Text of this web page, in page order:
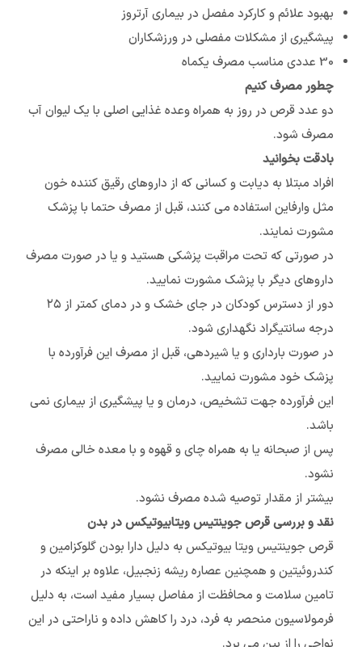
بهبود علائم و کارکرد مفصل در بیماری آرتروز
پیشگیری از مشکلات مفصلی در ورزشکاران
30 عددی مناسب مصرف یکماه
چطور مصرف کنیم
دو عدد قرص در روز به همراه وعده غذایی اصلی با یک لیوان آب
مصرف شود.
بادقت بخوانید
افراد مبتلا به دیابت و کسانی که از داروهای رقیق کننده خون
مثل وارفاین استفاده می کنند، قبل از مصرف حتما با پزشک
مشورت نمایند.
در صورتی که تحت مراقبت پزشکی هستید و یا در صورت مصرف
داروهای دیگر با پزشک مشورت نمایید.
دور از دسترس کودکان در جای خشک و در دمای کمتر از ۲۵
درجه سانتیگراد نگهداری شود.
در صورت بارداری و یا شیردهی، قبل از مصرف این فرآورده با
پزشک خود مشورت نمایید.
این فرآورده جهت تشخیص، درمان و یا پیشگیری از بیماری نمی
باشد.
پس از صبحانه یا به همراه چای و قهوه و با معده خالی مصرف
نشود.
بیشتر از مقدار توصیه شده مصرف نشود.
نقد و بررسی قرص جوینتیس ویتابیوتیکس در بدن
قرص جوینتیس ویتا بیوتیکس به دلیل دارا بودن گلوکزامین و
کندروئیتین و همچنین عصاره ریشه زنجبیل، علاوه بر اینکه در
تامین سلامت و محافظت از مفاصل بسیار مفید است، به دلیل
فرمولاسیون منحصر به فرد، درد را کاهش داده و ناراحتی در این